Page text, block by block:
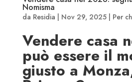
Nomisma
da Residia Nov 29, 2025| Per
Vendere casa
può essere il
giusto a